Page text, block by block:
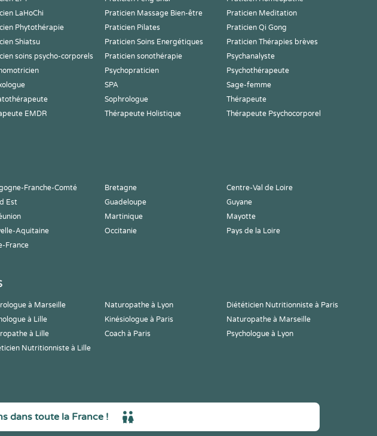
LaHoChi Praticien Massage Bien-être
Praticien Meditation
Phytothérapie Praticien Pilates
Praticien Qi Gong
Shiatsu Praticien Soins Energétiques
Praticien Thérapies brèves
soins psycho-corporels Praticien sonothérapie
Psychanalyste
Psychopraticien
Psychothérapeute
SPA
Sage-femme
Sophrologue
Thérapeute
EMDR Thérapeute Holistique
Thérapeute Psychocorporel
Franche-Comté Bretagne
Centre-Val de Loire
Est Guadeloupe
Guyane
Martinique
Mayotte
Aquitaine Occitanie
Pays de la Loire
France
à Marseille Naturopathe à Lyon
Diététicien Nutritionniste à Paris
à Lille Kinésiologue à Paris
Naturopathe à Marseille
à Lille Coach à Paris
Psychologue à Lyon
Nutritionniste à Lille
dans toute la France !